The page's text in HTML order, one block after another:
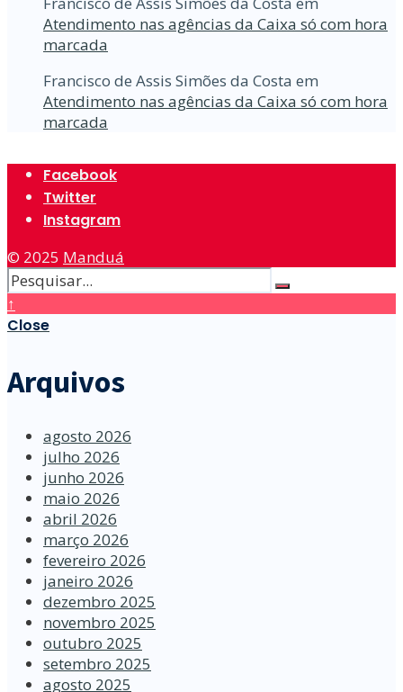
Atendimento nas agências da Caixa só com hora
marcada
Francisco de Assis Simões da Costa em
Atendimento nas agências da Caixa só com hora
marcada
Facebook
Twitter
Instagram
© 2025 Manduá
↑
Close
Arquivos
agosto 2026
julho 2026
junho 2026
maio 2026
abril 2026
março 2026
fevereiro 2026
janeiro 2026
dezembro 2025
novembro 2025
outubro 2025
setembro 2025
agosto 2025